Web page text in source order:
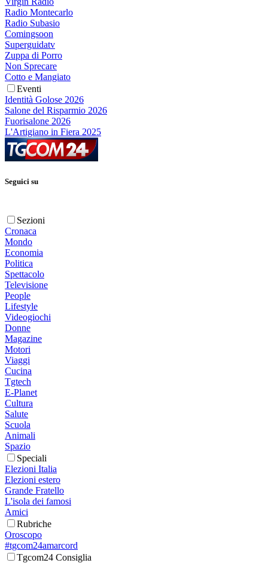
Radio Montecarlo
Radio Subasio
Comingsoon
Superguidatv
Zuppa di Porro
Non Sprecare
Cotto e Mangiato
Eventi
Identità Golose 2026
Salone del Risparmio 2026
Fuorisalone 2026
L'Artigiano in Fiera 2025
Seguici su
Sezioni
Cronaca
Mondo
Economia
Politica
Spettacolo
Televisione
People
Lifestyle
Videogiochi
Donne
Magazine
Motori
Viaggi
Cucina
Tgtech
E-Planet
Cultura
Salute
Scuola
Animali
Spazio
Speciali
Elezioni Italia
Elezioni estero
Grande Fratello
L'isola dei famosi
Amici
Rubriche
Oroscopo
#tgcom24amarcord
Tgcom24 Consiglia